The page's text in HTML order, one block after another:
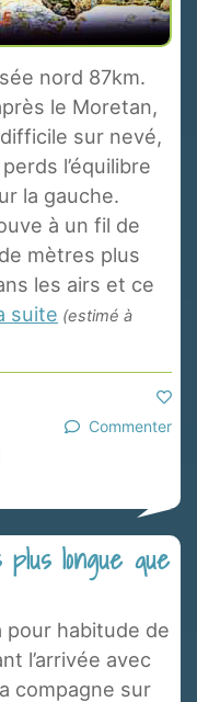
nord 87km.
le Moretan,
sur nevé,
l’équilibre
la gauche.
à un fil de
mètres plus
les airs et ce
suite (estimé à
Commenter
longue que
pour habitude de
l’arrivée avec
compagne sur